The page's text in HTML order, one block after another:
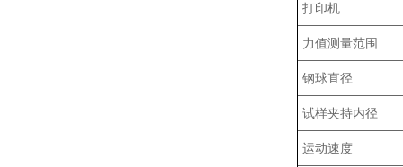
打印机
力值测量范围
钢球直径
试样夹持内径
运动速度